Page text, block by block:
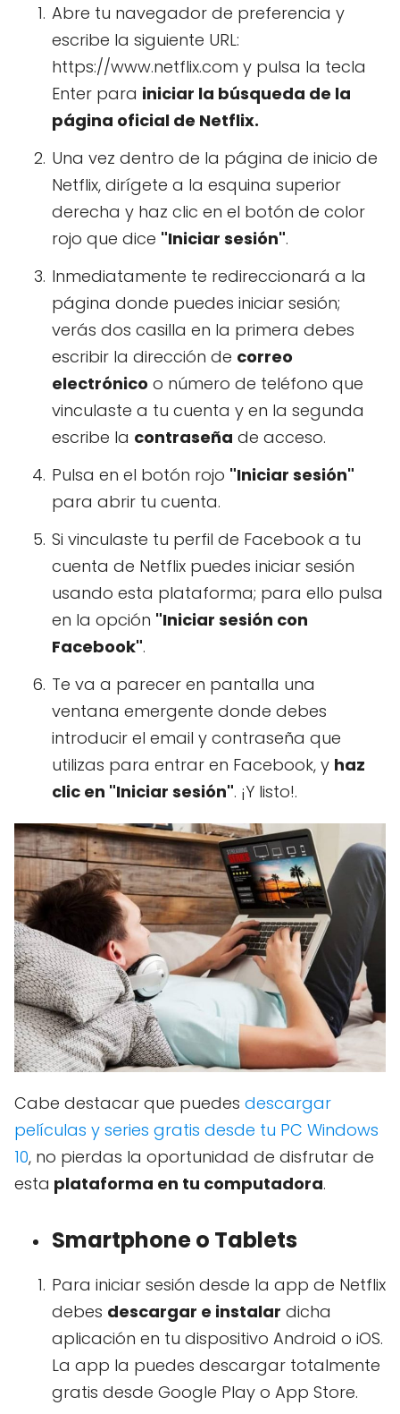
Abre tu navegador de preferencia y
escribe la siguiente URL:
https://www.netflix.com y pulsa la tecla
Enter para iniciar la búsqueda de la
página oficial de Netflix.
Una vez dentro de la página de inicio de
Netflix, dirígete a la esquina superior
derecha y haz clic en el botón de color
rojo que dice "Iniciar sesión".
Inmediatamente te redireccionará a la
página donde puedes iniciar sesión;
verás dos casilla en la primera debes
escribir la dirección de correo
electrónico o número de teléfono que
vinculaste a tu cuenta y en la segunda
escribe la contraseña de acceso.
Pulsa en el botón rojo "Iniciar sesión"
para abrir tu cuenta.
Si vinculaste tu perfil de Facebook a tu
cuenta de Netflix puedes iniciar sesión
usando esta plataforma; para ello pulsa
en la opción "Iniciar sesión con
Facebook".
Te va a parecer en pantalla una
ventana emergente donde debes
introducir el email y contraseña que
utilizas para entrar en Facebook, y haz
clic en "Iniciar sesión". ¡Y listo!.
Cabe destacar que puedes descargar
películas y series gratis desde tu PC Windows
10, no pierdas la oportunidad de disfrutar de
esta plataforma en tu computadora.
Smartphone o Tablets
Para iniciar sesión desde la app de Netflix
debes descargar e instalar dicha
aplicación en tu dispositivo Android o iOS.
La app la puedes descargar totalmente
gratis desde Google Play o App Store.